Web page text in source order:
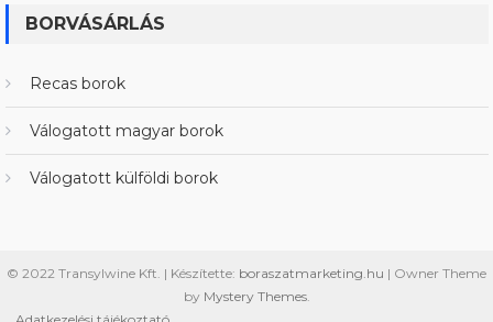
BORVÁSÁRLÁS
Recas borok
Válogatott magyar borok
Válogatott külföldi borok
© 2022 Transylwine Kft. | Készítette: boraszatmarketing.hu | Owner Theme
by Mystery Themes.